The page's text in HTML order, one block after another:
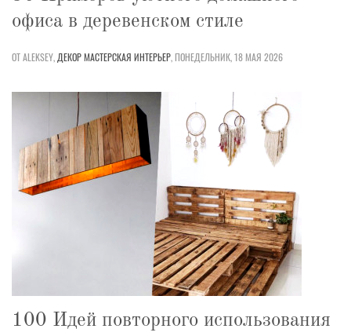
офиса в деревенском стиле
ОТ ALEKSEY, ДЕКОРМАСТЕРСКАЯ ИНТЕРЬЕР,ПОНЕДЕЛЬНИК, 18 МАЯ 2026
100 Идей повторного использования